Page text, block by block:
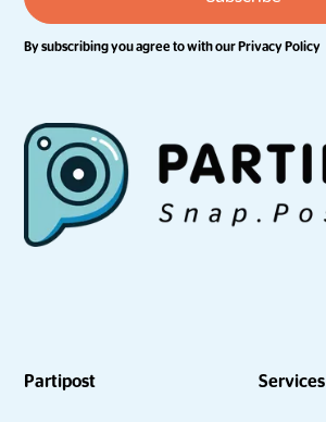
By subscribing you agree to with ourPrivacy Policy
Partipost Services